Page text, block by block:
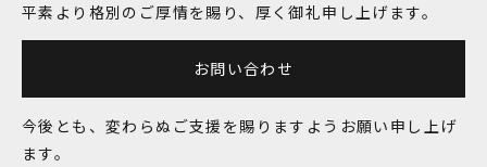
お問い合わせ
平素より格別のご厚情を賜り、厚く御礼申し上げます。
査役に就任いたしました。
今後とも、変わらぬご支援を賜りますようお願い申し上げ
ます。